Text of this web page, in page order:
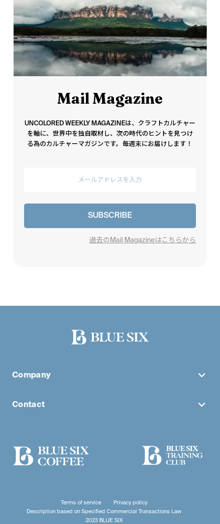
Mail Magazine
UNCOLORED WEEKLY MAGAZINEは、クラフトカルチャー
を軸に、世界中を独自取材し、次の時代のヒントを見つけ
る為のカルチャーマガジンです。毎週末にお届けします！
SUBSCRIBE
過去のMail Magazineはこちらから
Company
Contact
Terms of service
Privacy policy
Description based on Specified Commercial Transactions Law
2023 BLUE SIX